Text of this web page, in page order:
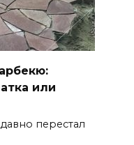
или
перестал